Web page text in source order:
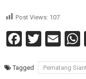
Post Views: 107
Facebook
Tagged Pematang